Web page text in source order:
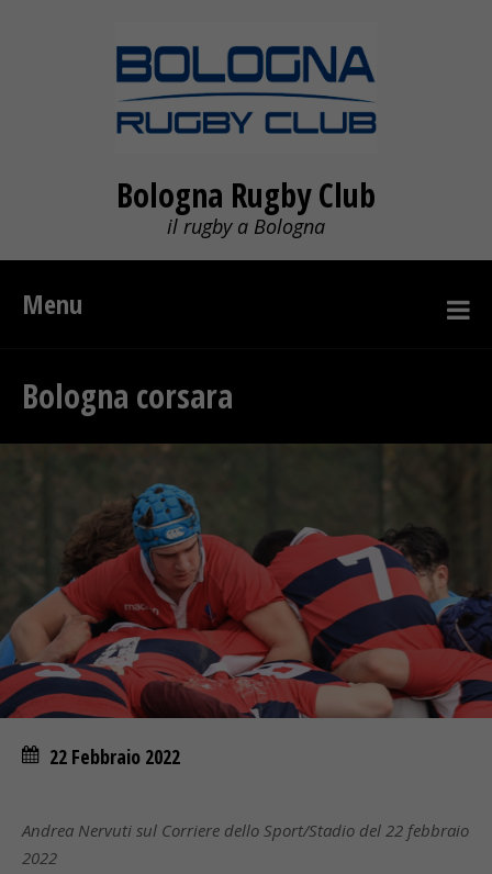
Bologna Rugby Club
il rugby a Bologna
Menu
Bologna corsara
22 Febbraio 2022
Andrea Nervuti sul Corriere dello Sport/Stadio del 22 febbraio
2022